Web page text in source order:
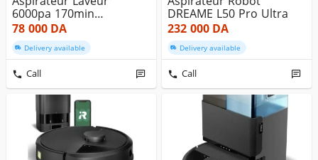
6000pa 170min
D'autonomie
78 000DA
Delivery available
Call
DREAME L50 Pro Ultra
232 000DA
Delivery available
Call